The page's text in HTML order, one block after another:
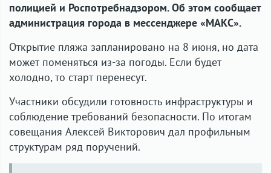
полицией и Роспотребнадзором. Об этом сообщает
администрация города в мессенджере «МАКС».
Открытие пляжа запланировано на 8 июня, но дата
может поменяться из-за погоды. Если будет
холодно, то старт перенесут.
Участники обсудили готовность инфраструктуры и
соблюдение требований безопасности. По итогам
совещания Алексей Викторович дал профильным
структурам ряд поручений.